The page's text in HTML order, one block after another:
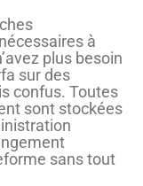
à
plus besoin
sur des
confus. Toutes
sont stockées
sans tout